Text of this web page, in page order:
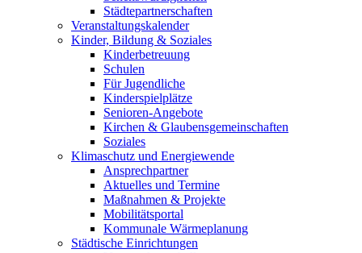
Städtepartnerschaften
Veranstaltungskalender
Kinder, Bildung & Soziales
Kinderbetreuung
Schulen
Für Jugendliche
Kinderspielplätze
Senioren-Angebote
Kirchen & Glaubensgemeinschaften
Soziales
Klimaschutz und Energiewende
Ansprechpartner
Aktuelles und Termine
Maßnahmen & Projekte
Mobilitätsportal
Kommunale Wärmeplanung
Städtische Einrichtungen